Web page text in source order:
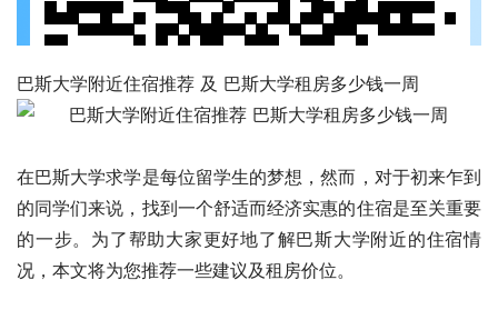
巴斯大学附近住宿推荐 及 巴斯大学租房多少钱一周
在巴斯大学求学是每位留学生的梦想，然而，对于初来乍到
的同学们来说，找到一个舒适而经济实惠的住宿是至关重要
的一步。为了帮助大家更好地了解巴斯大学附近的住宿情
况，本文将为您推荐一些建议及租房价位。